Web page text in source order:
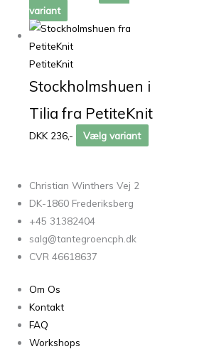
variant
PetiteKnit
Stockholmshuen i
Tilia fra PetiteKnit
DKK 236,- Vælg variant
Christian Winthers Vej 2
DK-1860 Frederiksberg
+45 31382404
salg@tantegroencph.dk
CVR 46618637
Om Os
Kontakt
FAQ
Workshops